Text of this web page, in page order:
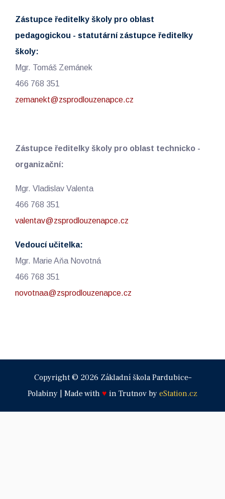
Zástupce ředitelky školy pro oblast
pedagogickou - statutární zástupce ředitelky
školy:
Mgr. Tomáš Zemánek
466 768 351
zemanekt@zsprodlouzenapce.cz
Zástupce ředitelky školy pro oblast technicko -
organizační:
Mgr. Vladislav Valenta
466 768 351
valentav@zsprodlouzenapce.cz
Vedoucí učitelka:
Mgr. Marie Aňa Novotná
466 768 351
novotnaa@zsprodlouzenapce.cz
Copyright © 2026 Základní škola Pardubice–
Polabiny | Made with ♥ in Trutnov by eStation.cz